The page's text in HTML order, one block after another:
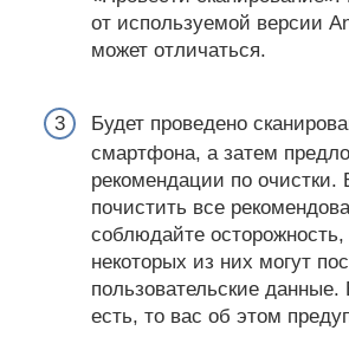
от используемой версии
может отличаться.
Будет проведено
смартфона, а затем
рекомендации по
почистить все
соблюдайте осторожность,
некоторых из них могут
пользовательские данные.
есть, то вас об этом